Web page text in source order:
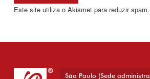
Este site utiliza o Akismet para reduzir spam.
São Paulo (Sede